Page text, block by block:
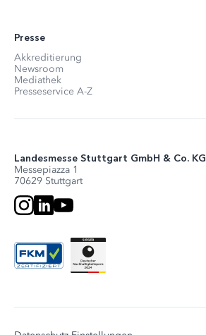
Presse
Akkreditierung
Newsroom
Mediathek
Presseservice A-Z
Landesmesse Stuttgart GmbH & Co. KG
Messepiazza 1
70629 Stuttgart